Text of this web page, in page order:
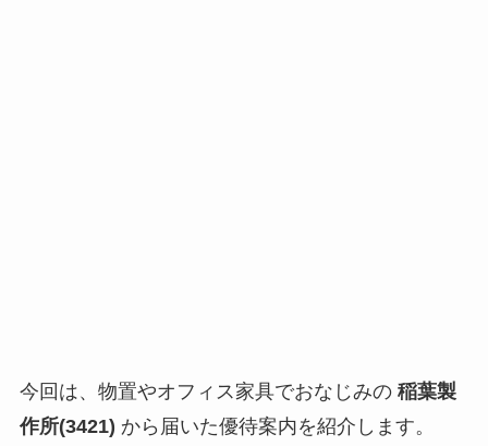
今回は、物置やオフィス家具でおなじみの 稲葉製
作所(3421) から届いた優待案内を紹介します。